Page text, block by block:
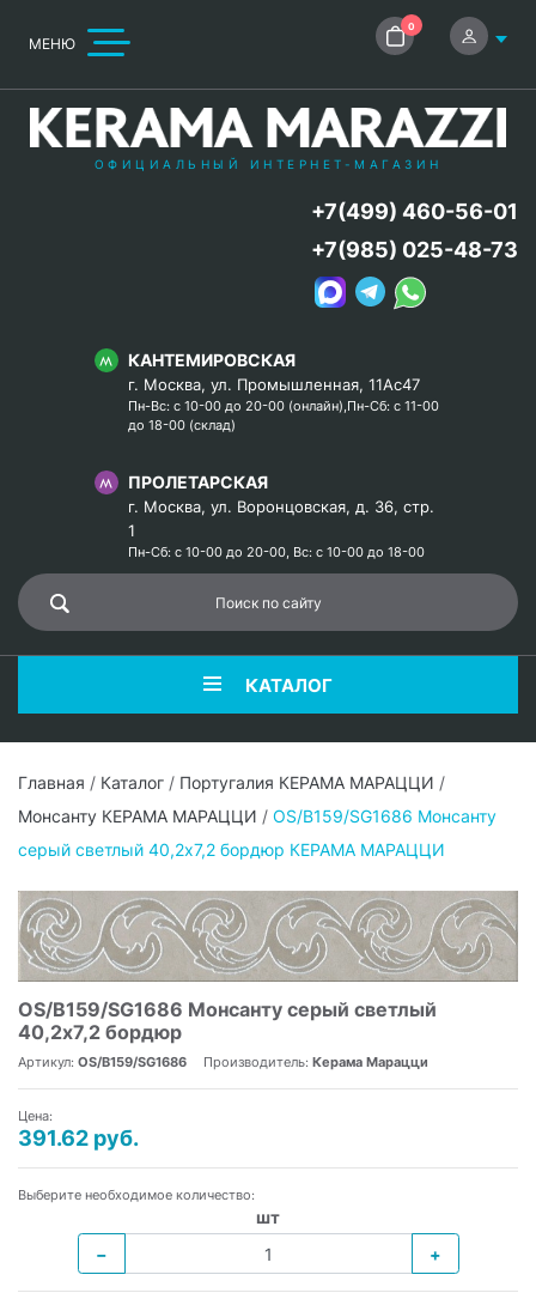
МЕНЮ
0
ОФИЦИАЛЬНЫЙ ИНТЕРНЕТ-МАГАЗИН
КАНТЕМИРОВСКАЯ
г. Москва, ул. Промышленная, 11Ас47
Пн-Вс: с 10-00 до 20-00 (онлайн),Пн-Сб: с 11-00
до 18-00 (склад)
ПРОЛЕТАРСКАЯ
г. Москва, ул. Воронцовская, д. 36, стр.
1
Пн-Сб: с 10-00 до 20-00, Вс: с 10-00 до 18-00
+7(499) 460-56-01
+7(985) 025-48-73
КАТАЛОГ
Главная / Каталог / Португалия КЕРАМА МАРАЦЦИ /
Монсанту КЕРАМА МАРАЦЦИ / OS/B159/SG1686 Монсанту
серый светлый 40,2х7,2 бордюр КЕРАМА МАРАЦЦИ
OS/B159/SG1686 Монсанту серый светлый
40,2х7,2 бордюр
Артикул: OS/B159/SG1686 Производитель: Керама Марацци
Цена:
391.62 руб.
Выберите необходимое количество:
шт
−
+